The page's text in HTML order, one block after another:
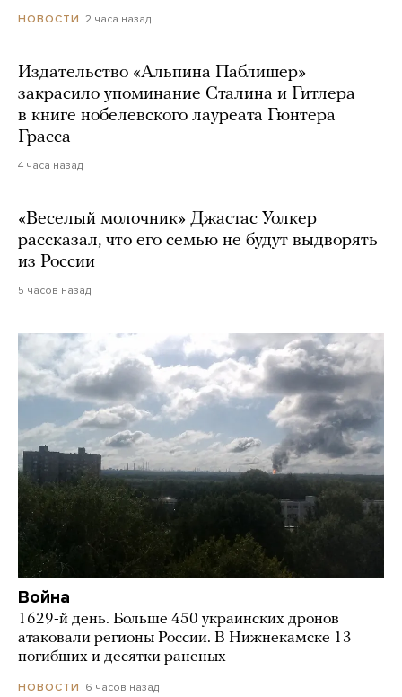
НОВОСТИ 2 часа назад
Издательство «Альпина Паблишер»
закрасило упоминание Сталина и Гитлера
в книге нобелевского лауреата Гюнтера
Грасса
4 часа назад
«Веселый молочник» Джастас Уолкер
рассказал, что его семью не будут выдворять
из России
5 часов назад
Война
1629-й день. Больше 450 украинских дронов
атаковали регионы России. В Нижнекамске 13
погибших и десятки раненых
НОВОСТИ 6 часов назад